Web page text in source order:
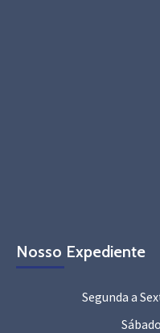
Nosso Expediente
Segunda a